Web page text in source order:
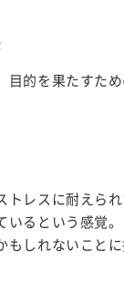
目的を果たすた
トレスに耐えら
いるという感覚
もしれないこと